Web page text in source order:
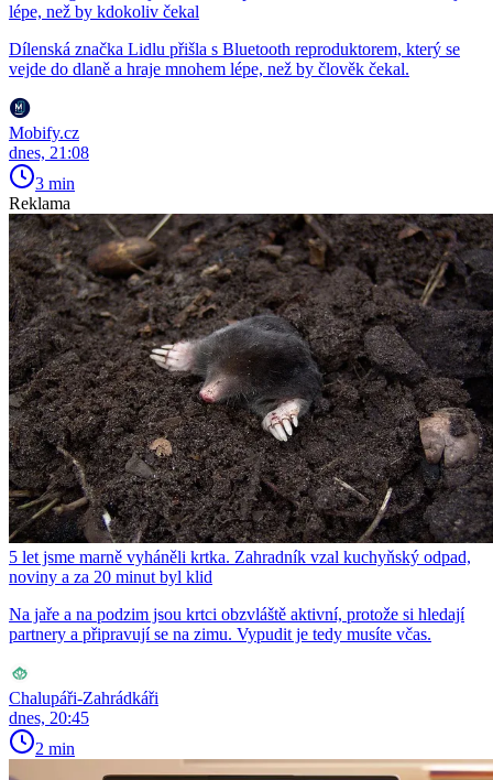
lépe, než by kdokoliv čekal
Dílenská značka Lidlu přišla s Bluetooth reproduktorem, který se
vejde do dlaně a hraje mnohem lépe, než by člověk čekal.
Mobify.cz
dnes, 21:08
3 min
Reklama
5 let jsme marně vyháněli krtka. Zahradník vzal kuchyňský odpad,
noviny a za 20 minut byl klid
Na jaře a na podzim jsou krtci obzvláště aktivní, protože si hledají
partnery a připravují se na zimu. Vypudit je tedy musíte včas.
Chalupáři-Zahrádkáři
dnes, 20:45
2 min